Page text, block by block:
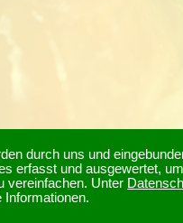
durch uns und
erfasst und ausgewertet, um
vereinfachen. Unter
Informationen.